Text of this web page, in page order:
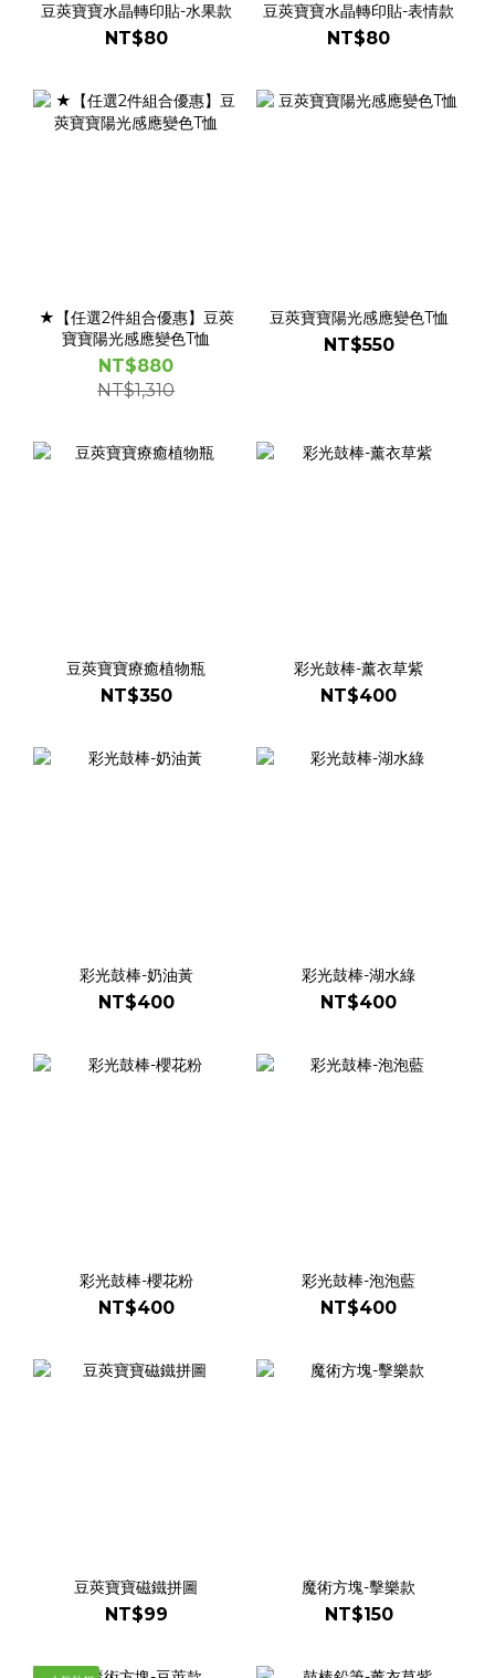
豆莢寶寶水晶轉印貼-水果款
NT$80
豆莢寶寶水晶轉印貼-表情款
NT$80
★【任選2件組合優惠】豆莢
寶寶陽光感應變色T恤
NT$880
NT$1,310
豆莢寶寶陽光感應變色T恤
NT$550
豆莢寶寶療癒植物瓶
NT$350
彩光鼓棒-薰衣草紫
NT$400
彩光鼓棒-奶油黃
NT$400
彩光鼓棒-湖水綠
NT$400
彩光鼓棒-櫻花粉
NT$400
彩光鼓棒-泡泡藍
NT$400
豆莢寶寶磁鐵拼圖
NT$99
魔術方塊-擊樂款
NT$150